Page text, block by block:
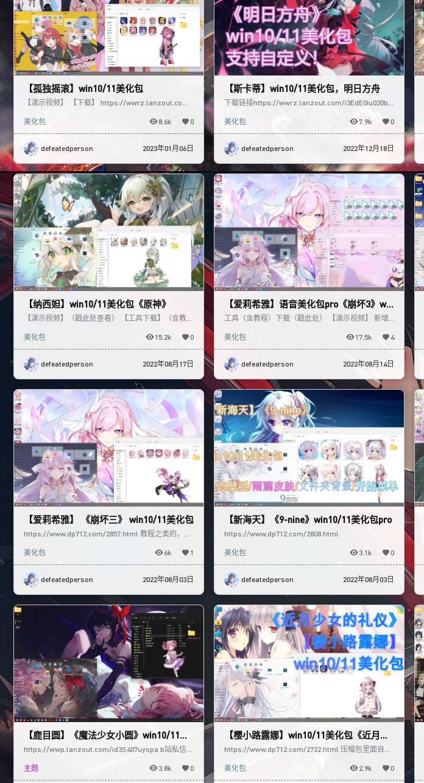
【孤独摇滚】win10/11美化包
【演示视频】 【下载】 https://wwrz.lanzout.com/i
美化包
8.6k 0
defeatedperson 2023年01月06日
【斯卡蒂】win10/11美化包，明日方舟
下载链接https://wwrz.lanzout.com/i3EdE0iu020b
美化包
7.9k 0
defeatedperson 2022年12月18日
【纳西妲】win10/11美化包《原神》
【演示视频】（戳此处查看） 【工具下载】（含教
美化包
15.2k 0
defeatedperson 2022年08月17日
【爱莉希雅】语音美化包pro《崩坏3》win
10/11
工具（含教程）下载（戳此处） 【演示视频】 新增
美化包
17.5k 4
defeatedperson 2022年08月14日
【爱莉希雅】 《崩坏三》 win10/11美化包
https://www.dp712.com/2857.html 教程之类的，下
美化包
6k 1
defeatedperson 2022年08月03日
【新海天】《9-nine》win10/11美化包pro
https://www.dp712.com/2808.html
美化包 3.1k 0
defeatedperson 2022年08月03日
【鹿目圆】《魔法少女小圆》win10/11主
题
https://wwp.lanzout.com/id3S407uyspa b站私信回
主题
3.8k 0
【樱小路露娜】win10/11美化包《近月少
女的礼仪》
https://www.dp712.com/2722.html 压缩包里面自带
美化包
2.9k 0